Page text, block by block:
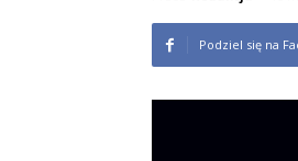
Podziel się na